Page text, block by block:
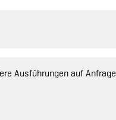
Ausführungen auf Anfrage